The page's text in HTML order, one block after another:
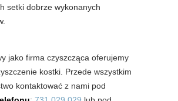
setki dobrze wykonanych
jako firma czyszcząca oferujemy
kostki. Przede wszystkim
kontaktować z nami pod